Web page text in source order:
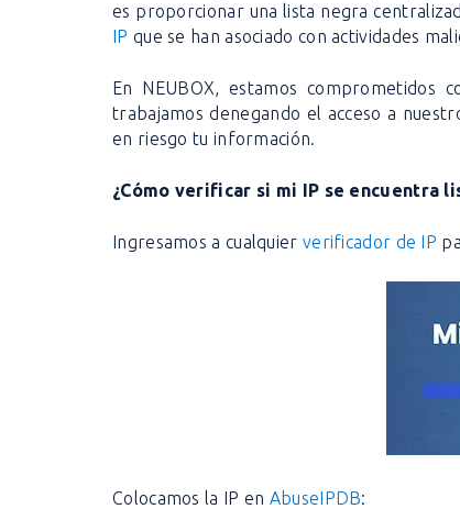
es proporcionar una lista negra
IP que se han asociado con actividades
En NEUBOX, estamos comprometidos
trabajamos denegando el acceso a
en riesgo tu información.
¿Cómo verificar si mi IP se encuentra
Ingresamos a cualquier verificador de IP
Colocamos la IP en AbuseIPDB: